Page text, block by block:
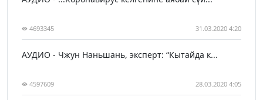
4693345 31.03.2020 4:20
АУДИО - Чжун Наньшань, эксперт: “Кытайда к...
4597609 28.03.2020 4:05